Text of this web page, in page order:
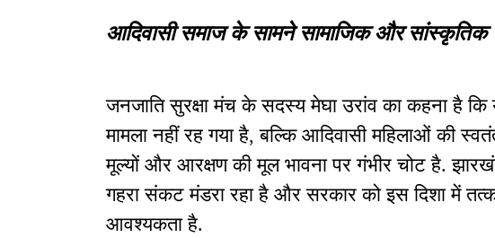
आदिवासी समाज के सामने सामाजिक और सांस्कृतिक
जनजाति सुरक्षा मंच के सदस्य मेघा उरांव का कहना है
मामला नहीं रह गया है, बल्कि आदिवासी महिलाओं की
मूल्यों और आरक्षण की मूल भावना पर गंभीर चोट है.
गहरा संकट मंडरा रहा है और सरकार को इस दिशा में
आवश्यकता है.